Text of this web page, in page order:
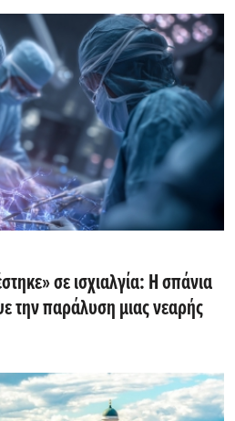
σε ισχιαλγία: Η σπάνια
την παράλυση μιας νεαρής